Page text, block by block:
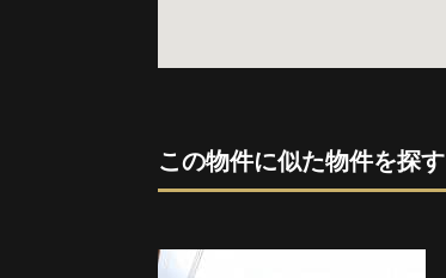
この物件に似た物件を探す